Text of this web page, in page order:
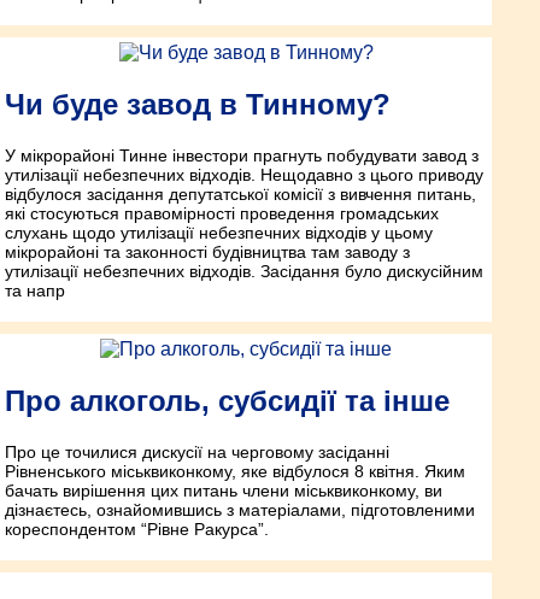
Чи буде завод в Тинному?
У мікрорайоні Тинне інвестори прагнуть побудувати завод з
утилізації небезпечних відходів. Нещодавно з цього приводу
відбулося засідання депутатської комісії з вивчення питань,
які стосуються правомірності проведення громадських
слухань щодо утилізації небезпечних відходів у цьому
мікрорайоні та законності будівництва там заводу з
утилізації небезпечних відходів. Засідання було дискусійним
та напр
Про алкоголь, субсидії та інше
Про це точилися дискусії на черговому засіданні
Рівненського міськвиконкому, яке відбулося 8 квітня. Яким
бачать вирішення цих питань члени міськвиконкому, ви
дізнаєтесь, ознайомившись з матеріалами, підготовленими
кореспондентом “Рівне Ракурса”.